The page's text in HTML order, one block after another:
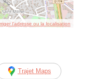
l’adresse ou la localisation
Trajet Maps